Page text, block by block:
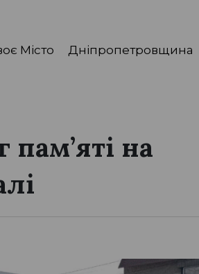
Місто Дніпропетровщина
пам’яті на